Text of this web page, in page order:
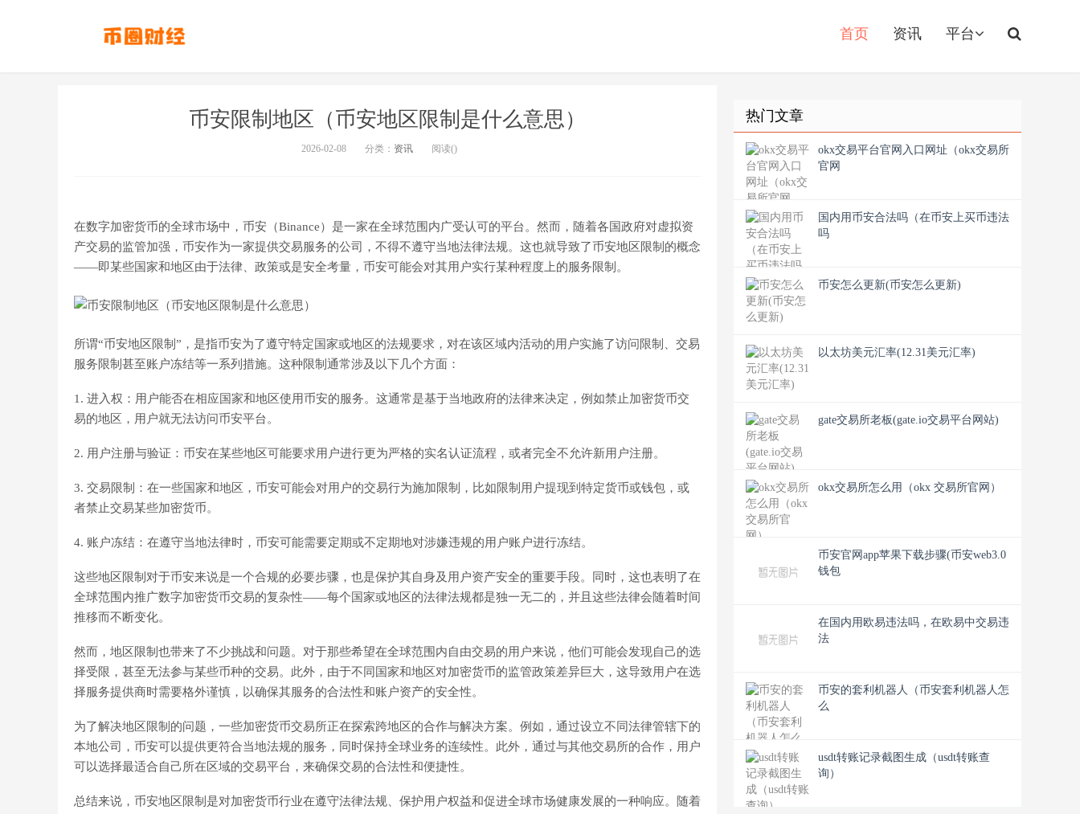
首页 资讯 平台
币安限制地区（币安地区限制是什么意思）
2026-02-08 分类： 资讯 阅读()
在数字加密货币的全球市场中，币安（Binance）是一家在全球范围内广受认可的平台。然而，随着各国政府对虚拟资
产交易的监管加强，币安作为一家提供交易服务的公司，不得不遵守当地法律法规。这也就导致了币安地区限制的概念
——即某些国家和地区由于法律、政策或是安全考量，币安可能会对其用户实行某种程度上的服务限制。
所谓“币安地区限制”，是指币安为了遵守特定国家或地区的法规要求，对在该区域内活动的用户实施了访问限制、交易
服务限制甚至账户冻结等一系列措施。这种限制通常涉及以下几个方面：
1. 进入权：用户能否在相应国家和地区使用币安的服务。这通常是基于当地政府的法律来决定，例如禁止加密货币交
易的地区，用户就无法访问币安平台。
2. 用户注册与验证：币安在某些地区可能要求用户进行更为严格的实名认证流程，或者完全不允许新用户注册。
3. 交易限制：在一些国家和地区，币安可能会对用户的交易行为施加限制，比如限制用户提现到特定货币或钱包，或
者禁止交易某些加密货币。
4. 账户冻结：在遵守当地法律时，币安可能需要定期或不定期地对涉嫌违规的用户账户进行冻结。
这些地区限制对于币安来说是一个合规的必要步骤，也是保护其自身及用户资产安全的重要手段。同时，这也表明了在
全球范围内推广数字加密货币交易的复杂性——每个国家或地区的法律法规都是独一无二的，并且这些法律会随着时间
推移而不断变化。
然而，地区限制也带来了不少挑战和问题。对于那些希望在全球范围内自由交易的用户来说，他们可能会发现自己的选
择受限，甚至无法参与某些币种的交易。此外，由于不同国家和地区对加密货币的监管政策差异巨大，这导致用户在选
择服务提供商时需要格外谨慎，以确保其服务的合法性和账户资产的安全性。
为了解决地区限制的问题，一些加密货币交易所正在探索跨地区的合作与解决方案。例如，通过设立不同法律管辖下的
本地公司，币安可以提供更符合当地法规的服务，同时保持全球业务的连续性。此外，通过与其他交易所的合作，用户
可以选择最适合自己所在区域的交易平台，来确保交易的合法性和便捷性。
总结来说，币安地区限制是对加密货币行业在遵守法律法规、保护用户权益和促进全球市场健康发展的一种响应。随着
热门文章
okx交易平台官网入口网址（okx交易所
官网
国内用币安合法吗（在币安上买币违法
吗
币安怎么更新(币安怎么更新)
以太坊美元汇率(12.31美元汇率)
gate交易所老板(gate.io交易平台网站)
okx交易所怎么用（okx 交易所官网）
币安官网app苹果下载步骤(币安web3.0
钱包
在国内用欧易违法吗，在欧易中交易违
法
币安的套利机器人（币安套利机器人怎
么
usdt转账记录截图生成（usdt转账查
询）